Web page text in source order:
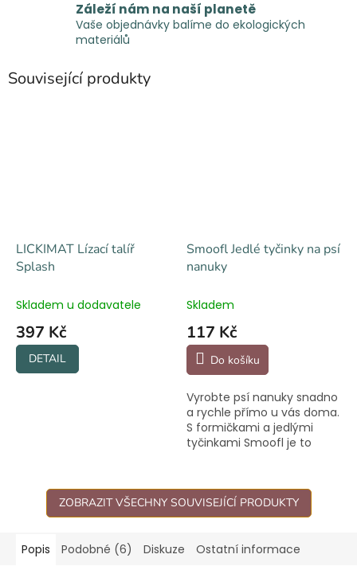
Záleží nám na naší planetě
Vaše objednávky balíme do ekologických
materiálů
Související produkty
LICKIMAT Lízací talíř
Splash
Skladem u dodavatele
397 Kč
DETAIL
Smoofl Jedlé tyčinky na psí
nanuky
Skladem
117 Kč
Do košíku
Vyrobte psí nanuky snadno
a rychle přímo u vás doma.
S formičkami a jedlými
tyčinkami Smoofl je to
ZOBRAZIT VŠECHNY SOUVISEJÍCÍ PRODUKTY
Popis Podobné (6) Diskuze Ostatní informace